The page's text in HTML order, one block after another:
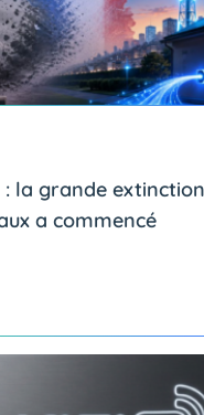
: la grande
a commencé